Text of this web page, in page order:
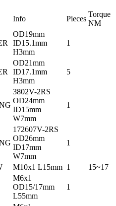
Info Pieces
Torque
NM
OD19mm
ID15.1mm
H3mm
1
OD21mm
ID17.1mm
H3mm
5
3802V-2RS
OD24mm
ID15mm
W7mm
1
172607V-2RS
OD26mm
ID17mm
W7mm
1
M10x1 L15mm 1 15~17
M6x1
OD15/17mm
L55mm
1